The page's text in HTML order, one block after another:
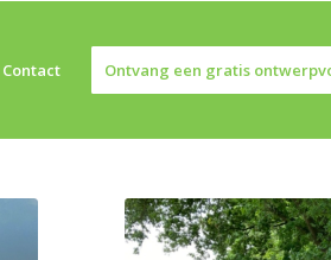
Contact Ontvang een gratis